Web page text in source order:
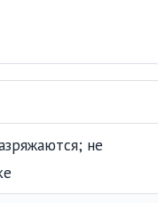
не